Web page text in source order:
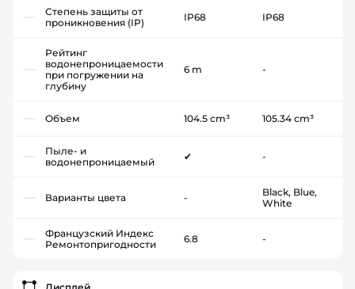
Степень защиты от
проникновения (IP)
IP68 IP68
Рейтинг
водонепроницаемости
при погружении на
глубину
6 m -
Объем 104.5 cm³ 105.34 cm³
Пыле- и
водонепроницаемый
✔ -
Варианты цвета -
Black, Blue,
White
Французский Индекс
Ремонтопригодности
6.8 -